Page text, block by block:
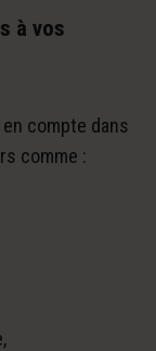
à vos
compte dans
comme :